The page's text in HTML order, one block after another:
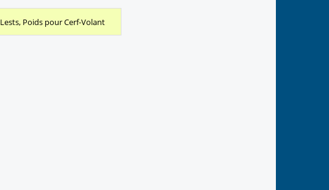
Lests, Poids pour Cerf-Volant